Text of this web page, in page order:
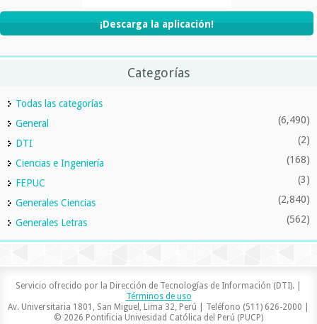
¡Descarga la aplicación!
Categorías
Todas las categorías
General
(6,490)
DTI (2)
Ciencias e Ingeniería (168)
FEPUC (3)
Generales Ciencias (2,840)
Generales Letras (562)
Servicio ofrecido por la Dirección de Tecnologías de Información (DTI). |
Términos de uso
Av. Universitaria 1801, San Miguel, Lima 32, Perú | Teléfono (511) 626-2000 |
© 2026 Pontificia Univesidad Católica del Perú (PUCP)